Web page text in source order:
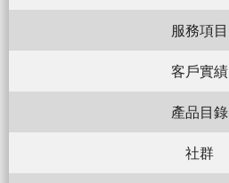
服務項目
客戶實績
產品目錄
社群